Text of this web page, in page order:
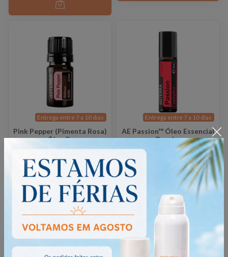
Entrega entre 7 a 10 días
Pink Pepper (Pimenta Rosa)
Óleo E..
38,93€
Entrega entre 7 a 10 días
AE Passion™ Óleo Essencial
Touch ..
50,98€